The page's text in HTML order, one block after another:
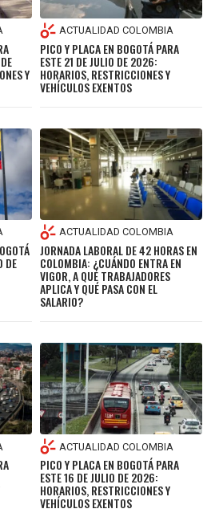
Y
ACTUALIDAD COLOMBIA
PICO Y PLACA EN BOGOTÁ PARA
ESTE 21 DE JULIO DE 2026:
HORARIOS, RESTRICCIONES Y
VEHÍCULOS EXENTOS
DE
ACTUALIDAD COLOMBIA
JORNADA LABORAL DE 42 HORAS EN
COLOMBIA: ¿CUÁNDO ENTRA EN
VIGOR, A QUÉ TRABAJADORES
APLICA Y QUÉ PASA CON EL
SALARIO?
ACTUALIDAD COLOMBIA
PICO Y PLACA EN BOGOTÁ PARA
ESTE 16 DE JULIO DE 2026:
HORARIOS, RESTRICCIONES Y
VEHÍCULOS EXENTOS